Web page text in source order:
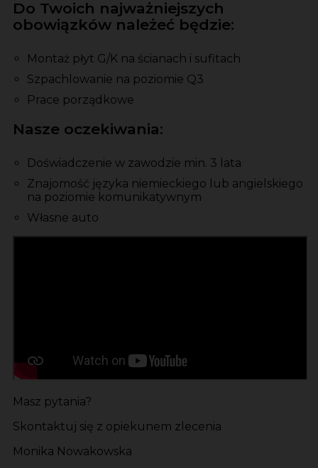
Do Twoich najważniejszych
obowiązków należeć będzie:
Montaż płyt G/K na ścianach i sufitach
Szpachlowanie na poziomie Q3
Prace porządkowe
Nasze oczekiwania:
Doświadczenie w zawodzie min. 3 lata
Znajomość języka niemieckiego lub angielskiego
na poziomie komunikatywnym
Własne auto
Masz pytania?
Skontaktuj się z opiekunem zlecenia
Monika Nowakowska